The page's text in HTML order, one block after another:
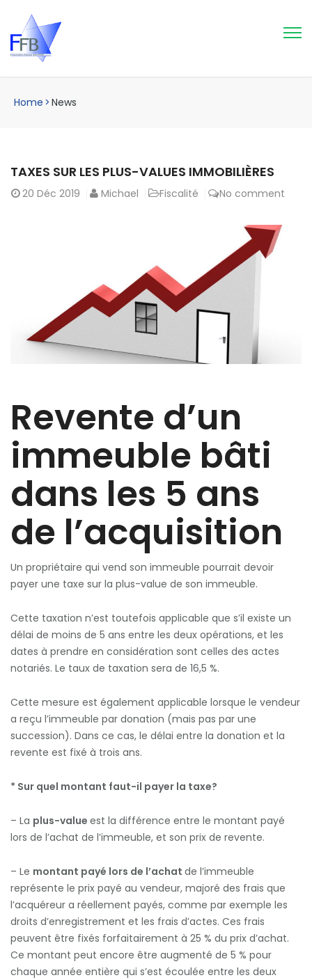
Home > News
TAXES SUR LES PLUS-VALUES IMMOBILIÈRES
20 Déc 2019 Michael Fiscalité No comment
Revente d’un
immeuble bâti
dans les 5 ans
de l’acquisition
Un propriétaire qui vend son immeuble pourrait devoir
payer une taxe sur la plus-value de son immeuble.
Cette taxation n’est toutefois applicable que s’il existe un
délai de moins de 5 ans entre les deux opérations, et les
dates à prendre en considération sont celles des actes
notariés. Le taux de taxation sera de 16,5 %.
Cette mesure est également applicable lorsque le vendeur
a reçu l’immeuble par donation (mais pas par une
succession). Dans ce cas, le délai entre la donation et la
revente est fixé à trois ans.
* Sur quel montant faut-il payer la taxe?
– La plus-value est la différence entre le montant payé
lors de l’achat de l’immeuble, et son prix de revente.
– Le montant payé lors de l’achat de l’immeuble
représente le prix payé au vendeur, majoré des frais que
l’acquéreur a réellement payés, comme par exemple les
droits d’enregistrement et les frais d’actes. Ces frais
peuvent être fixés forfaitairement à 25 % du prix d’achat.
Ce montant peut encore être augmenté de 5 % pour
chaque année entière qui s’est écoulée entre les deux